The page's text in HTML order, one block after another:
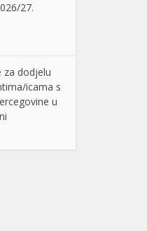
27.
za dodjelu
icama s
u